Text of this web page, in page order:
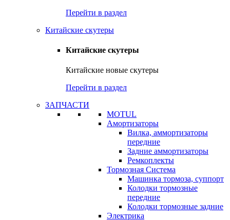
Перейти в раздел
Китайские скутеры
Китайские скутеры
Китайские новые скутеры
Перейти в раздел
ЗАПЧАСТИ
MOTUL
Амортизаторы
Вилка, аммортизаторы
передние
Задние аммортизаторы
Ремкоплекты
Тормозная Система
Машинка тормоза, суппорт
Колодки тормозные
передние
Колодки тормозные задние
Электрика